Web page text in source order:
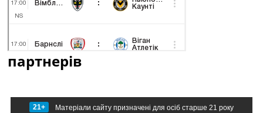
партнерів
21+ Матеріали сайту призначені для осіб старше 21 року